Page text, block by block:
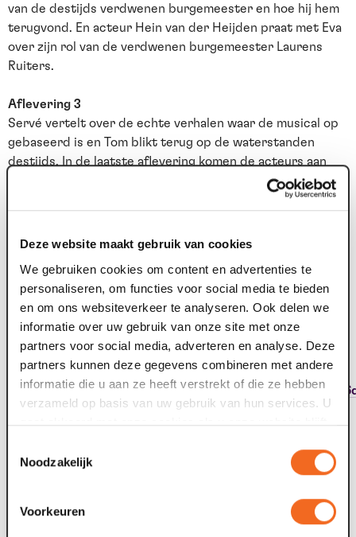
Deze website maakt gebruik van cookies
We gebruiken cookies om content en advertenties te
personaliseren, om functies voor social media te bieden
en om ons websiteverkeer te analyseren. Ook delen we
informatie over uw gebruik van onze site met onze
partners voor social media, adverteren en analyse. Deze
partners kunnen deze gegevens combineren met andere
informatie die u aan ze heeft verstrekt of die ze hebben
verzameld op basis van uw gebruik van hun services. U
gaat akkoord met onze cookies als u onze website blijft
Noodzakelijk
Voorkeuren
van de destijds verdwenen burgemeester en hoe hij hem
terugvond. En acteur Hein van der Heijden praat met Eva
over zijn rol van de verdwenen burgemeester Laurens
Ruiters.
Aflevering 3
Servé vertelt over de echte verhalen waar de musical op
gebaseerd is en Tom blikt terug op de waterstanden
destijds. In de laatste aflevering komen de acteurs aan
het woord. Buddy Vedder, Renée van Wegberg en Suus
Seegers vertellen over hun rol, over hun liefde voor
Montage en samenstelling Henk Hover
Interviews en presentatie Eva Custers
Met dank aan Tren van Enckevort, Rowwen Hèze en alle
geïnterviewden.
Vanaf nu te beluisteren via Spotify:
https://open.spotify.com/show/
si=86d396929f79437c
Nieuws archief